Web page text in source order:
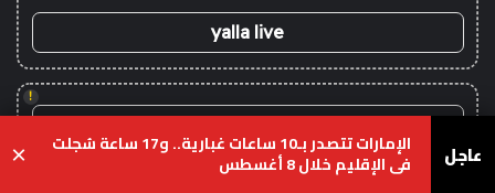
yalla live
!
koora live
عاجل الإمارات تتصدر بـ10 ساعات غبارية.. و17 ساعة سُجلت
في الإقليم خلال 8 أغسطس ×